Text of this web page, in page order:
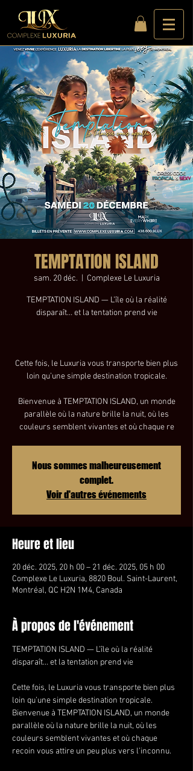
TEMPTATION ISLAND
sam. 20 déc. Complexe Le Luxuria
TEMPTATION ISLAND — L’île où la réalité
disparaît… et la tentation prend vie
Cette fois, le Luxuria vous transporte bien plus
loin qu’une simple destination tropicale.
Bienvenue à TEMPTATION ISLAND, un monde
parallèle où la nature brille la nuit, où les
couleurs semblent vivantes et où chaque re
Nous sommes malheureusement
complet.
Voir d'autres événements
Heure et lieu
20 déc. 2025, 20 h 00 – 21 déc. 2025, 05 h 00
Complexe Le Luxuria, 8820 Boul. Saint-Laurent,
Montréal, QC H2N 1M4, Canada
À propos de l'événement
TEMPTATION ISLAND — L’île où la réalité
disparaît… et la tentation prend vie
Cette fois, le Luxuria vous transporte bien plus
loin qu’une simple destination tropicale.
Bienvenue à TEMPTATION ISLAND, un monde
parallèle où la nature brille la nuit, où les
couleurs semblent vivantes et où chaque
recoin vous attire un peu plus vers l’inconnu.